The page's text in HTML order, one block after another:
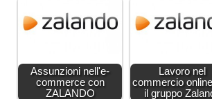
Assunzioni nell'e-
commerce con
ZALANDO
Lavoro nel
commercio
il gruppo